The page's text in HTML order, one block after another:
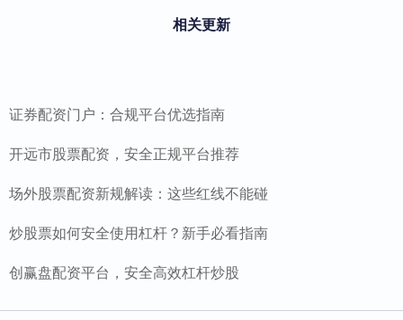
相关更新
证券配资门户：合规平台优选指南
开远市股票配资，安全正规平台推荐
场外股票配资新规解读：这些红线不能碰
炒股票如何安全使用杠杆？新手必看指南
创赢盘配资平台，安全高效杠杆炒股